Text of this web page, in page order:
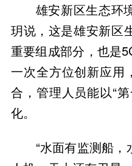
雄安新区生态环
玥说，这是雄安新区
重要组成部分，也是
一次全方位创新应用
合，管理人员能以“
化。
“水面有监测船